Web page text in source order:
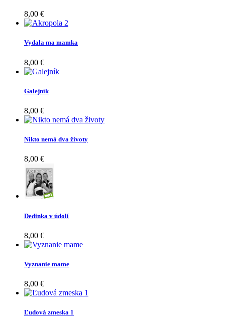
8,00 €
Vydala ma mamka
8,00 €
Galejník
8,00 €
Nikto nemá dva životy
8,00 €
Dedinka v údolí
8,00 €
Vyznanie mame
8,00 €
Ľudová zmeska 1